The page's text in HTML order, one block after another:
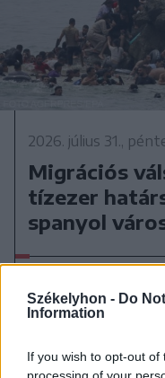
Székelyhon - Do
Information
If you wish to opt-out
2026. július 31.,
Migrációs
tízezer
spanyol